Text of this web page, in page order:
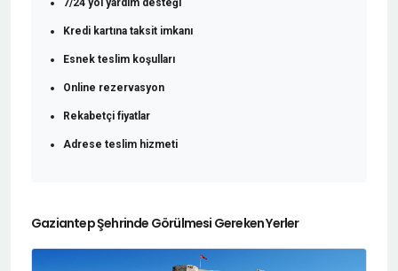
7/24 yol yardım desteği
Kredi kartına taksit imkanı
Esnek teslim koşulları
Online rezervasyon
Rekabetçi fiyatlar
Adrese teslim hizmeti
Gaziantep Şehrinde Görülmesi Gereken Yerler